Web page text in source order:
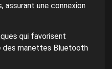
assurant une connexion
qui favorisent
des manettes Bluetooth